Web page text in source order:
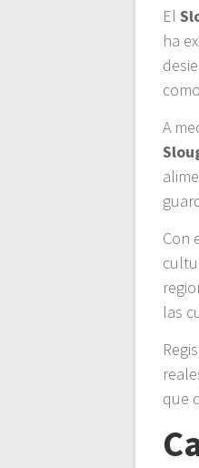
El
ha
A
Con
las
que